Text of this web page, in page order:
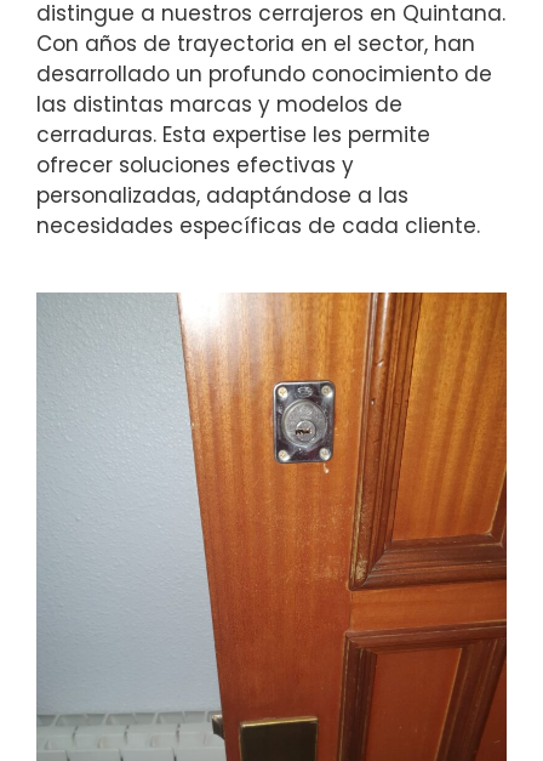
distingue a nuestros cerrajeros en Quintana.
Con años de trayectoria en el sector, han
desarrollado un profundo conocimiento de
las distintas marcas y modelos de
cerraduras. Esta expertise les permite
ofrecer soluciones efectivas y
personalizadas, adaptándose a las
necesidades específicas de cada cliente.